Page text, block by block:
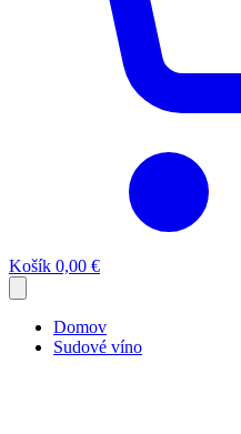
Košík 0,00 €
Domov
Sudové víno